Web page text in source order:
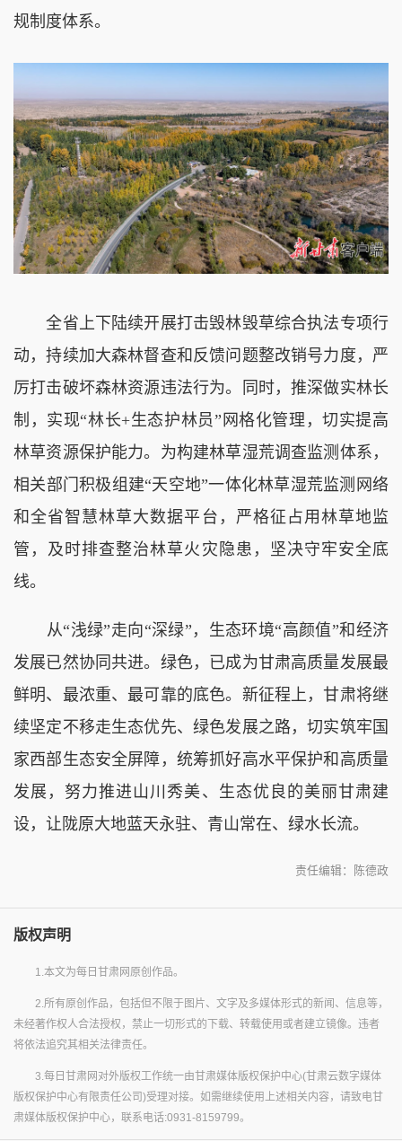
规制度体系。
全省上下陆续开展打击毁林毁草综合执法专项行
动，持续加大森林督查和反馈问题整改销号力度，严
厉打击破坏森林资源违法行为。同时，推深做实林长
制，实现“林长+生态护林员”网格化管理，切实提高
林草资源保护能力。为构建林草湿荒调查监测体系，
相关部门积极组建“天空地”一体化林草湿荒监测网络
和全省智慧林草大数据平台，严格征占用林草地监
管，及时排查整治林草火灾隐患，坚决守牢安全底
线。
从“浅绿”走向“深绿”，生态环境“高颜值”和经济
发展已然协同共进。绿色，已成为甘肃高质量发展最
鲜明、最浓重、最可靠的底色。新征程上，甘肃将继
续坚定不移走生态优先、绿色发展之路，切实筑牢国
家西部生态安全屏障，统筹抓好高水平保护和高质量
发展，努力推进山川秀美、生态优良的美丽甘肃建
设，让陇原大地蓝天永驻、青山常在、绿水长流。
责任编辑：陈德政
版权声明
1.本文为每日甘肃网原创作品。
2.所有原创作品，包括但不限于图片、文字及多媒体形式的新闻、信息等，
未经著作权人合法授权，禁止一切形式的下载、转载使用或者建立镜像。违者
将依法追究其相关法律责任。
3.每日甘肃网对外版权工作统一由甘肃媒体版权保护中心(甘肃云数字媒体
版权保护中心有限责任公司)受理对接。如需继续使用上述相关内容，请致电甘
肃媒体版权保护中心，联系电话:0931-8159799。